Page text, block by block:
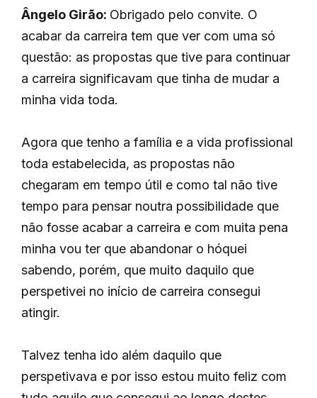
Ângelo Girão: Obrigado pelo convite. O
acabar da carreira tem que ver com uma só
questão: as propostas que tive para continuar
a carreira significavam que tinha de mudar a
minha vida toda.
Agora que tenho a família e a vida profissional
toda estabelecida, as propostas não
chegaram em tempo útil e como tal não tive
tempo para pensar noutra possibilidade que
não fosse acabar a carreira e com muita pena
minha vou ter que abandonar o hóquei
sabendo, porém, que muito daquilo que
perspetivei no início de carreira consegui
atingir.
Talvez tenha ido além daquilo que
perspetivava e por isso estou muito feliz com